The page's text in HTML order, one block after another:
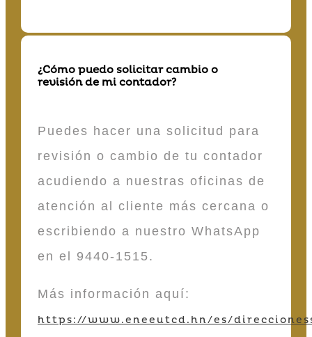
¿Cómo puedo solicitar cambio o
revisión de mi contador?
Puedes hacer una solicitud para
revisión o cambio de tu contador
acudiendo a nuestras oficinas de
atención al cliente más cercana o
escribiendo a nuestro WhatsApp
en el 9440-1515.
Más información aquí:
https://www.eneeutcd.hn/es/